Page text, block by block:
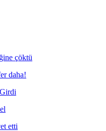
çöktü
daha!
etti